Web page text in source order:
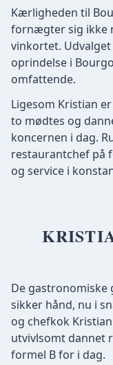
Kærligheden til
fornægter sig ikke
vinkortet.
oprindelse i
omfattende.
Ligesom Kristian
to mødtes og
koncernen i dag.
restaurantchef på
og service i
De gastronomiske
sikker hånd, nu i
og chefkok
utvivlsomt dannet
formel B for i dag.